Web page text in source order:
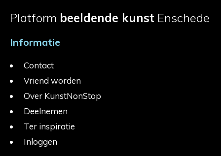
Platform beeldende kunst Enschede
Informatie
Contact
Vriend worden
Over KunstNonStop
Deelnemen
Ter inspiratie
Inloggen